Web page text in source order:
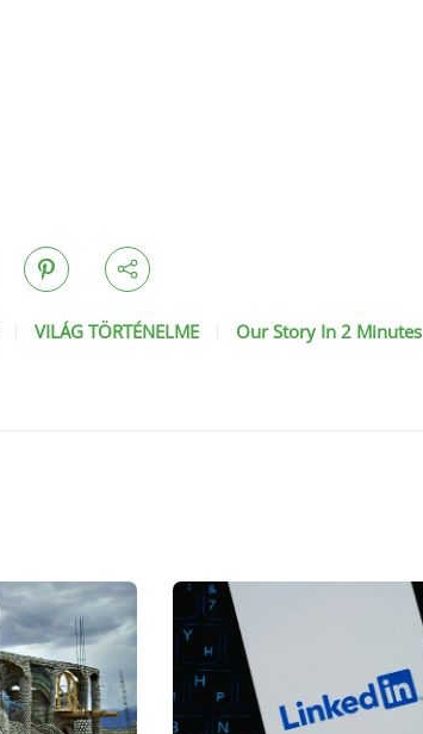
VILÁG TÖRTÉNELME Our Story In 2 Minutes